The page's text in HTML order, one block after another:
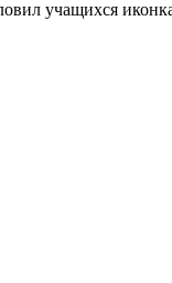
учащихся